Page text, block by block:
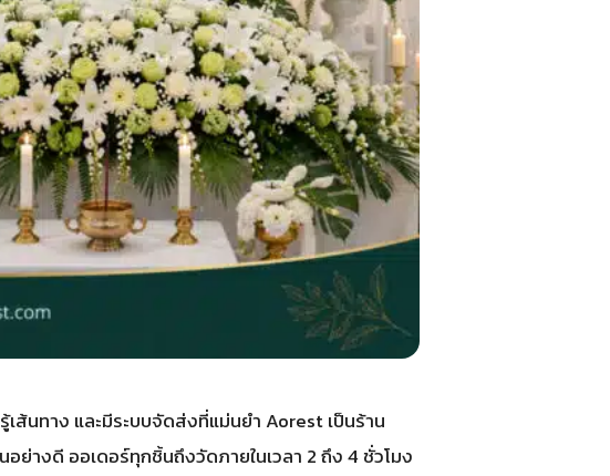
นทาง และมีระบบจัดส่งที่แม่นยำ Aorest เป็นร้าน
ย่างดี ออเดอร์ทุกชิ้นถึงวัดภายในเวลา 2 ถึง 4 ชั่วโมง